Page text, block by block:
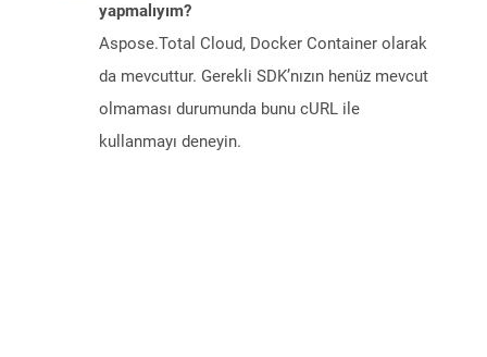
yapmalıyım?
Aspose.Total Cloud, Docker Container olarak
da mevcuttur. Gerekli SDK’nızın henüz mevcut
olmaması durumunda bunu cURL ile
kullanmayı deneyin.